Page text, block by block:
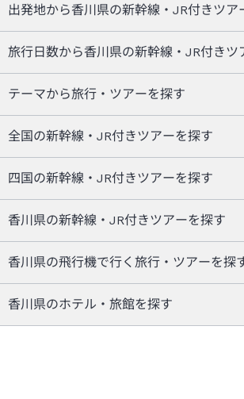
出発地から香川県の新幹線・JR付きツア
旅行日数から香川県の新幹線・JR付きツ
テーマから旅行・ツアーを探す
全国の新幹線・JR付きツアーを探す
四国の新幹線・JR付きツアーを探す
香川県の新幹線・JR付きツアーを探す
香川県の飛行機で行く旅行・ツアーを探
香川県のホテル・旅館を探す